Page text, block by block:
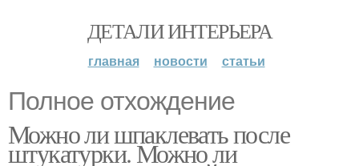
ДЕТАЛИ ИНТЕРЬЕРА
главная новости статьи
Полное отхождение
Можно ли шпаклевать после
штукатурки. Можно ли